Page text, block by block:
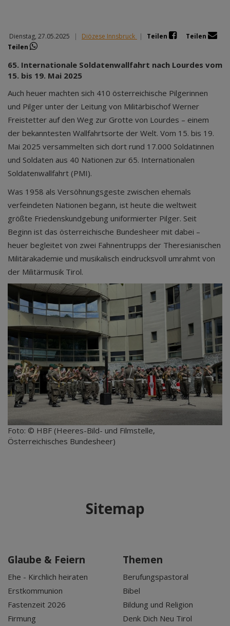
Dienstag, 27.05.2025 | Diözese Innsbruck | Teilen
Teilen
Teilen
65. Internationale Soldatenwallfahrt nach Lourdes vom
15. bis 19. Mai 2025
Auch heuer machten sich 410 österreichische Pilgerinnen
und Pilger unter der Leitung von Militärbischof Werner
Freistetter auf den Weg zur Grotte von Lourdes – einem
der bekanntesten Wallfahrtsorte der Welt. Vom 15. bis 19.
Mai 2025 versammelten sich dort rund 17.000 Soldatinnen
und Soldaten aus 40 Nationen zur 65. Internationalen
Soldatenwallfahrt (PMI).
Was 1958 als Versöhnungsgeste zwischen ehemals
verfeindeten Nationen begann, ist heute die weltweit
größte Friedenskundgebung uniformierter Pilger. Seit
Beginn ist das österreichische Bundesheer mit dabei –
heuer begleitet von zwei Fahnentrupps der Theresianischen
Militärakademie und musikalisch eindrucksvoll umrahmt von
der Militärmusik Tirol.
Foto: © HBF (Heeres-Bild- und Filmstelle,
Österreichisches Bundesheer)
Sitemap
Glaube & Feiern
Ehe - Kirchlich heiraten
Erstkommunion
Fastenzeit 2026
Firmung
Themen
Berufungspastoral
Bibel
Bildung und Religion
Denk Dich Neu Tirol